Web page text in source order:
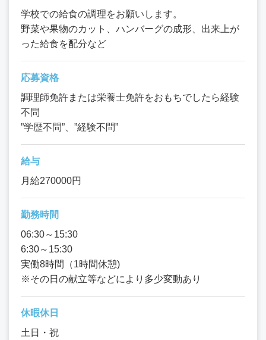
学校での給食の調理をお願いします。
野菜や果物のカット、ハンバーグの成形、出来上が
った給食を配分など
応募資格
調理師免許または栄養士免許をおもちでしたら経験
不問
”学歴不問”、”経験不問”
給与
月給270000円
勤務時間
06:30～15:30
6:30～15:30
実働8時間（1時間休憩)
※その日の献立等などにより多少変動あり
休暇休日
土日・祝